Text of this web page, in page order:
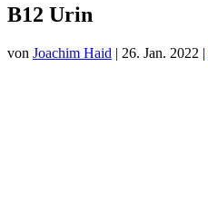
B12 Urin
von Joachim Haid | 26. Jan. 2022 |